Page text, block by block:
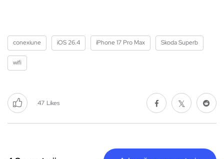
conexiune iOS 26.4 iPhone 17 Pro Max Skoda Superb
wifi
47 Likes